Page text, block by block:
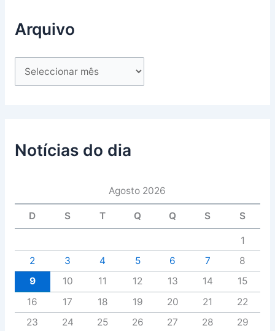
Arquivo
Notícias do dia
Agosto 2026
D S T Q Q S S
1
2
3 4 5 6 7
8
9
10 11 12 13 14
15
16
17 18 19 20 21
22
23
24 25 26 27 28
29